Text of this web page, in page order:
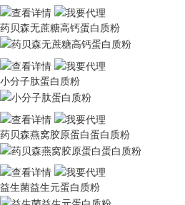
药贝森无蔗糖高钙蛋白质粉
小分子肽蛋白质粉
药贝森燕窝胶原蛋白蛋白质粉
益生菌益生元蛋白质粉